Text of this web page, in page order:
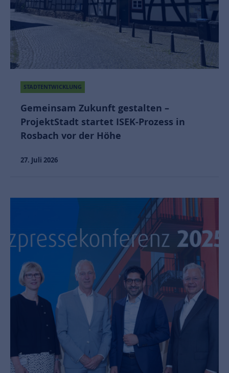
STADTENTWICKLUNG
Gemeinsam Zukunft gestalten –
ProjektStadt startet ISEK-Prozess in
Rosbach vor der Höhe
27. Juli 2026